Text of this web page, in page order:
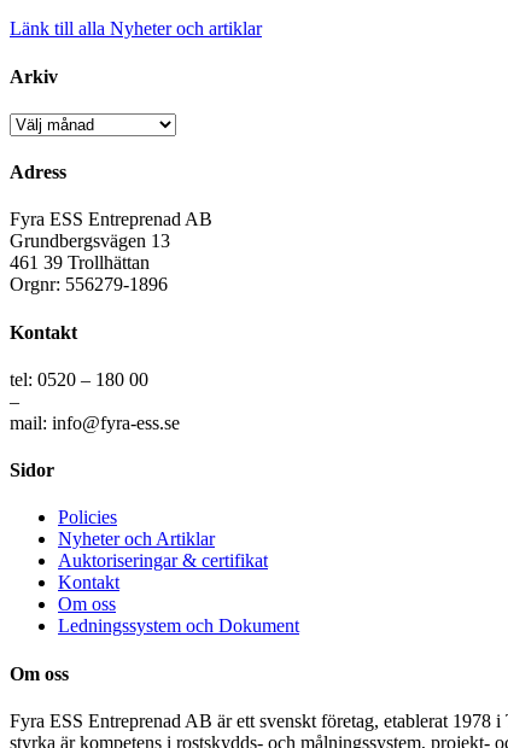
Länk till alla Nyheter och artiklar
Arkiv
Arkiv
Adress
Fyra ESS Entreprenad AB
Grundbergsvägen 13
461 39 Trollhättan
Orgnr: 556279-1896
Kontakt
tel: 0520 – 180 00
–
mail: info@fyra-ess.se
Sidor
Policies
Nyheter och Artiklar
Auktoriseringar & certifikat
Kontakt
Om oss
Ledningssystem och Dokument
Om oss
Fyra ESS Entreprenad AB är ett svenskt företag, etablerat
styrka är kompetens i rostskydds- och målningssystem, projekt-